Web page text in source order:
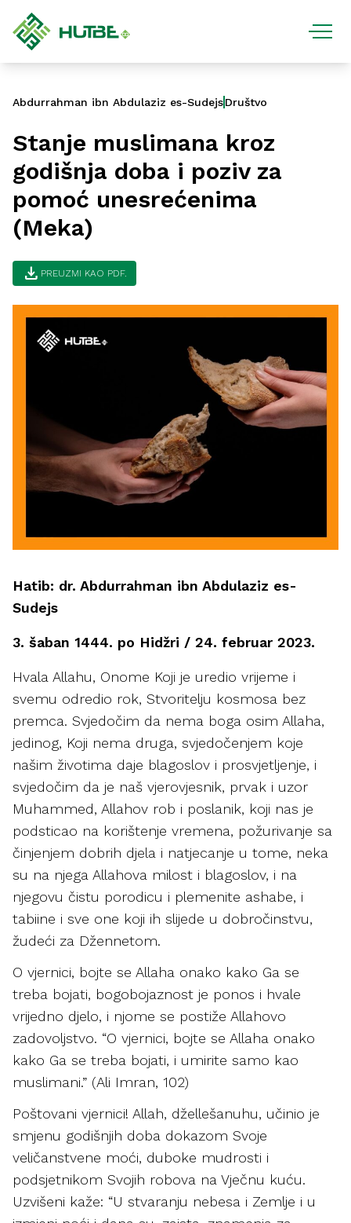
Abdurrahman ibn Abdulaziz es-SudejsDruštvo
Stanje muslimana kroz
godišnja doba i poziv za
pomoć unesrećenima
(Meka)
download PREUZMI KAO PDF.
Hatib: dr. Abdurrahman ibn Abdulaziz es-
Sudejs
3. šaban 1444. po Hidžri / 24. februar 2023.
Hvala Allahu, Onome Koji je uredio vrijeme i
svemu odredio rok, Stvoritelju kosmosa bez
premca. Svjedočim da nema boga osim Allaha,
jedinog, Koji nema druga, svjedočenjem koje
našim životima daje blagoslov i prosvjetljenje, i
svjedočim da je naš vjerovjesnik, prvak i uzor
Muhammed, Allahov rob i poslanik, koji nas je
podsticao na korištenje vremena, požurivanje sa
činjenjem dobrih djela i natjecanje u tome, neka
su na njega Allahova milost i blagoslov, i na
njegovu čistu porodicu i plemenite ashabe, i
tabiine i sve one koji ih slijede u dobročinstvu,
žudeći za Džennetom.
O vjernici, bojte se Allaha onako kako Ga se
treba bojati, bogobojaznost je ponos i hvale
vrijedno djelo, i njome se postiže Allahovo
zadovoljstvo. “O vjernici, bojte se Allaha onako
kako Ga se treba bojati, i umirite samo kao
muslimani.” (Ali Imran, 102)
Poštovani vjernici! Allah, džellešanuhu, učinio je
smjenu godišnjih doba dokazom Svoje
veličanstvene moći, duboke mudrosti i
podsjetnikom Svojih robova na Vječnu kuću.
Uzvišeni kaže: “U stvaranju nebesa i Zemlje i u